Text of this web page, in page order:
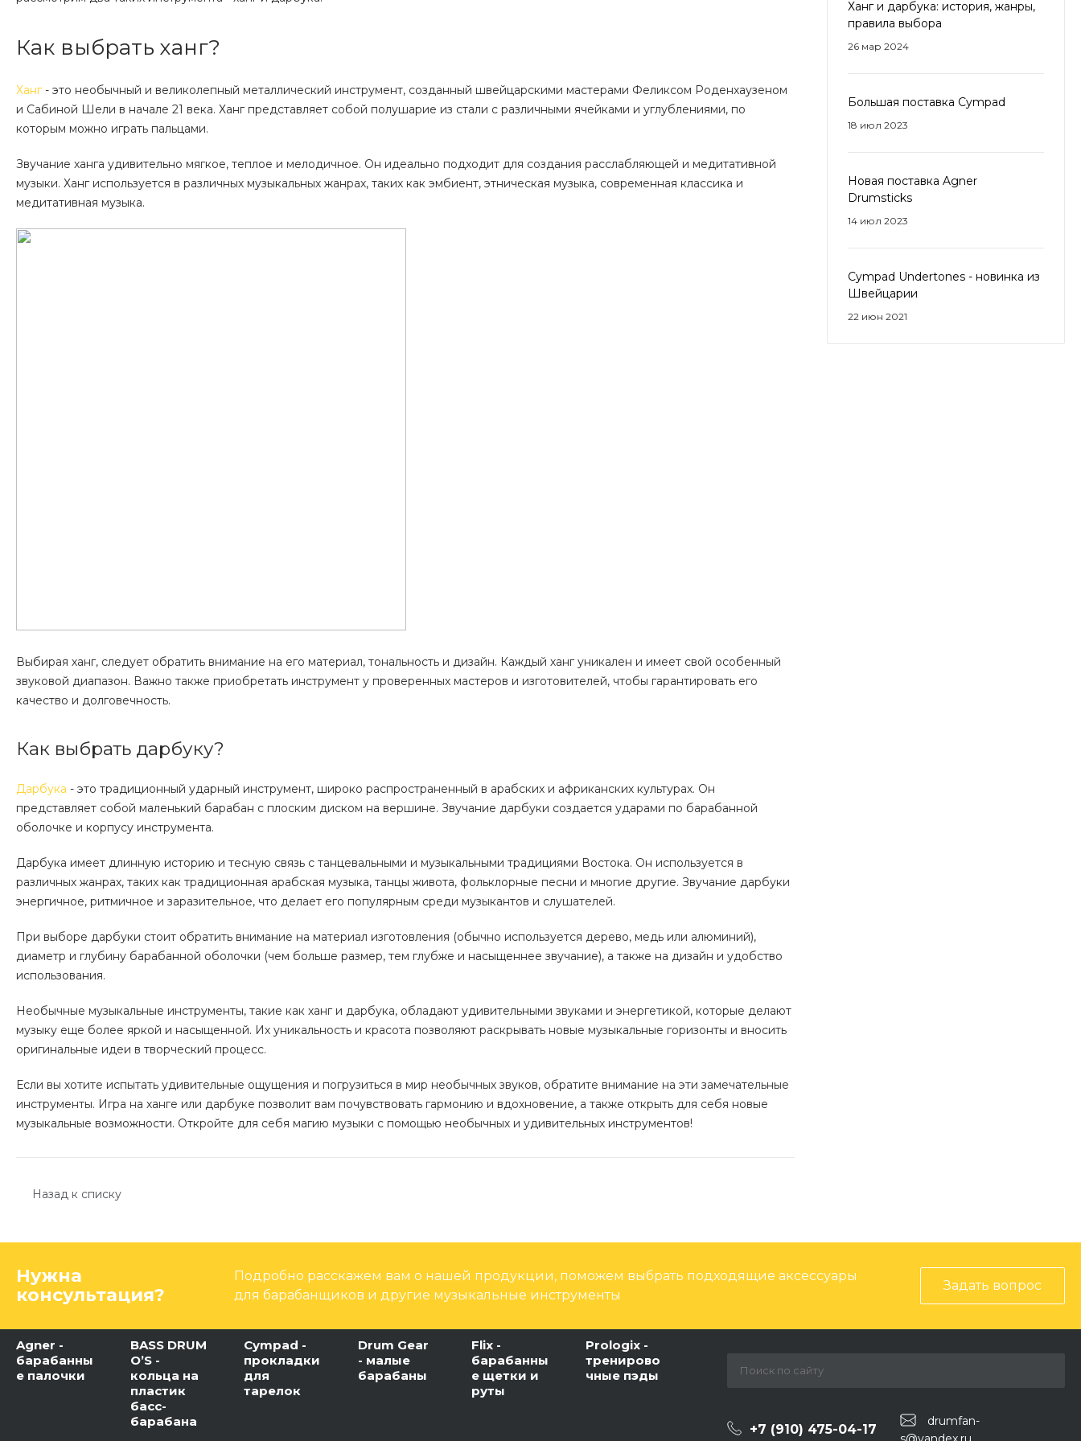
Ханг и дарбука: история, жанры,
правила выбора
26 мар 2024
Большая поставка Cympad
18 июл 2023
Новая поставка Agner
Drumsticks
14 июл 2023
Cympad Undertones - новинка из
Швейцарии
22 июн 2021
Как выбрать ханг?
Ханг- это необычный и великолепный металлический инструмент, созданный швейцарскими мастерами Феликсом Роденхаузеном
и Сабиной Шели в начале 21 века. Ханг представляет собой полушарие из стали с различными ячейками и углублениями, по
которым можно играть пальцами.
Звучание ханга удивительно мягкое, теплое и мелодичное. Он идеально подходит для создания расслабляющей и медитативной
музыки. Ханг используется в различных музыкальных жанрах, таких как эмбиент, этническая музыка, современная классика и
медитативная музыка.
Выбирая ханг, следует обратить внимание на его материал, тональность и дизайн. Каждый ханг уникален и имеет свой особенный
звуковой диапазон. Важно также приобретать инструмент у проверенных мастеров и изготовителей, чтобы гарантировать его
качество и долговечность.
Как выбрать дарбуку?
Дарбука - это традиционный ударный инструмент, широко распространенный в арабских и африканских культурах. Он
представляет собой маленький барабан с плоским диском на вершине. Звучание дарбуки создается ударами по барабанной
оболочке и корпусу инструмента.
Дарбука имеет длинную историю и тесную связь с танцевальными и музыкальными традициями Востока. Он используется в
различных жанрах, таких как традиционная арабская музыка, танцы живота, фольклорные песни и многие другие. Звучание дарбуки
энергичное, ритмичное и заразительное, что делает его популярным среди музыкантов и слушателей.
При выборе дарбуки стоит обратить внимание на материал изготовления (обычно используется дерево, медь или алюминий),
диаметр и глубину барабанной оболочки (чем больше размер, тем глубже и насыщеннее звучание), а также на дизайн и удобство
использования.
Необычные музыкальные инструменты, такие как ханг и дарбука, обладают удивительными звуками и энергетикой, которые делают
музыку еще более яркой и насыщенной. Их уникальность и красота позволяют раскрывать новые музыкальные горизонты и вносить
оригинальные идеи в творческий процесс.
Если вы хотите испытать удивительные ощущения и погрузиться в мир необычных звуков, обратите внимание на эти замечательные
инструменты. Игра на ханге или дарбуке позволит вам почувствовать гармонию и вдохновение, а также открыть для себя новые
музыкальные возможности. Откройте для себя магию музыки с помощью необычных и удивительных инструментов!
Назад к списку
Нужна
консультация?
Подробно расскажем вам о нашей продукции, поможем выбрать подходящие аксессуары
для барабанщиков и другие музыкальные инструменты
Задать вопрос
Agner -
барабанны
е палочки
BASS DRUM
O’S -
кольца на
пластик
басс-
барабана
Cympad -
прокладки
для
тарелок
Drum Gear
- малые
барабаны
Flix -
барабанны
е щетки и
руты
Prologix -
тренирово
чные пэды
+7 (910) 475-04-17
drumfan-